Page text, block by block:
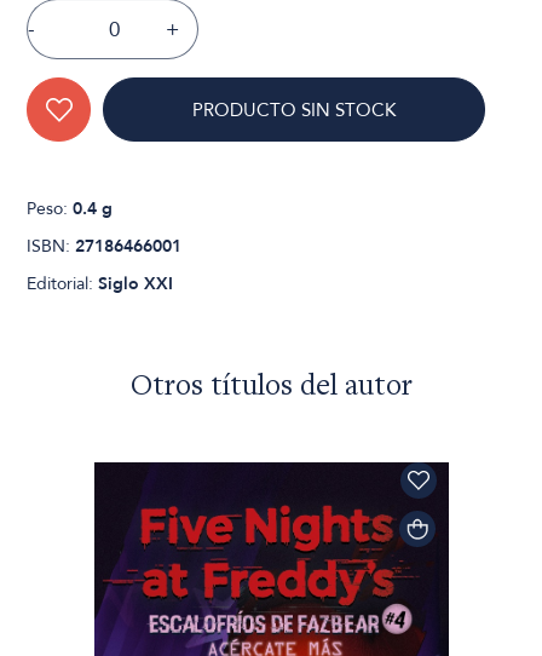
- +
PRODUCTO SIN STOCK
Peso:0.4 g
ISBN:27186466001
Editorial:Siglo XXI
Otros títulos del autor